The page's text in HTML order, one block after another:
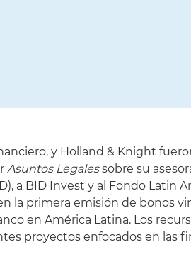
y Holland & Knight
Asuntos Legalessobre su
a BID Invest y al Fondo Latin
la primera emisión de bonos
en América Latina. Los
proyectos enfocados en las